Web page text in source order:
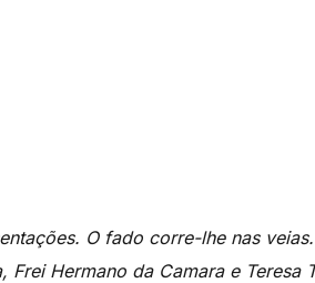
O fado corre-lhe nas
Hermano da Camara e Teresa